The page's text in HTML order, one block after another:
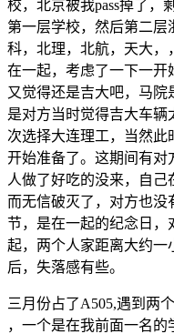
校，北京被我pass掉了，
第一层学校，然后第二
科，北理，北航，天大，
在一起，考虑了一下一开
又觉得还是吉大吧，马院
是对方当时觉得吉大车
次选择大连理工，当然
开始准备了。这期间有对
人做了好吃的没来，自
而无信破灭了，对方也没
节，是在一起的纪念日，
起，两个人家距离大约一
后，失落感有些。
三月份占了A505,遇到两
，一个是在我前面一名的